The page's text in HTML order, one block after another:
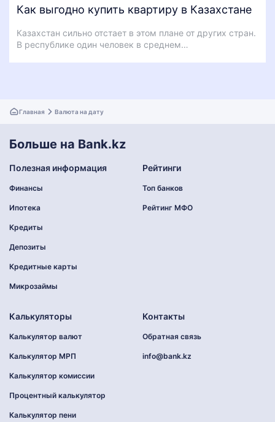
Как выгодно купить квартиру в Казахстане
Казахстан сильно отстает в этом плане от других стран.
В республике один человек в среднем…
Главная Валюта на дату
Больше на Bank.kz
Полезная информация
Финансы
Ипотека
Кредиты
Депозиты
Кредитные карты
Микрозаймы
Рейтинги
Топ банков
Рейтинг МФО
Калькуляторы
Калькулятор валют
Калькулятор МРП
Калькулятор комиссии
Процентный калькулятор
Калькулятор пени
Контакты
Обратная связь
info@bank.kz